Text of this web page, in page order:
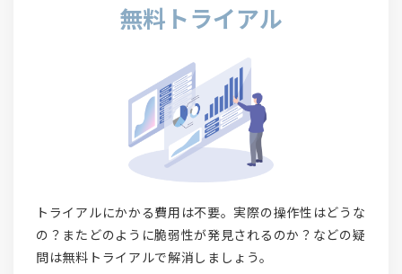
無料トライアル
トライアルにかかる費用は不要。実際の操作性はどうな
の？またどのように脆弱性が発見されるのか？などの疑
問は無料トライアルで解消しましょう。